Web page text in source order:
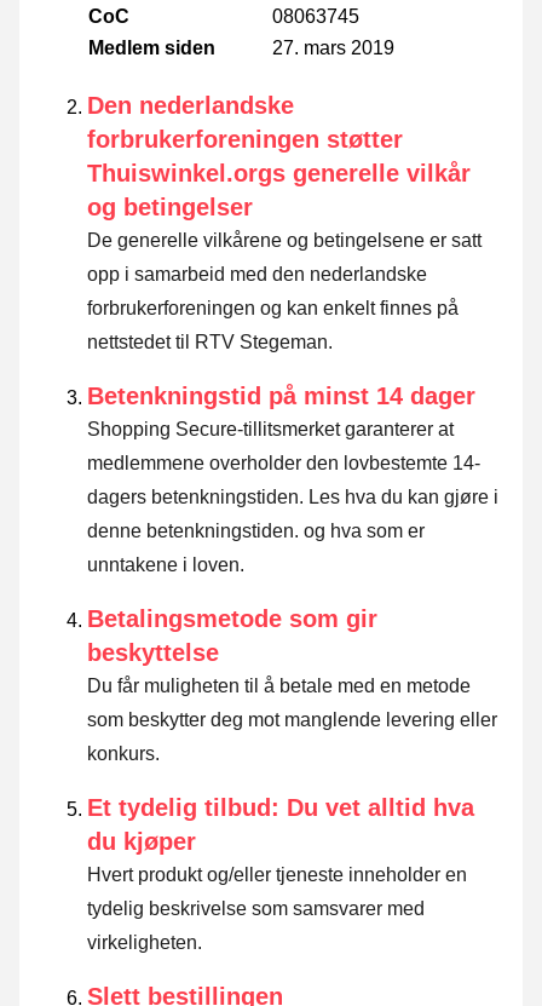
CoC
08063745
Medlem siden
27. mars 2019
Den nederlandske
forbrukerforeningen støtter
Thuiswinkel.orgs generelle vilkår
og betingelser
De generelle vilkårene og betingelsene er satt
opp i samarbeid med den nederlandske
forbrukerforeningen og kan enkelt finnes på
nettstedet til RTV Stegeman.
Betenkningstid på minst 14 dager
Shopping Secure-tillitsmerket garanterer at
medlemmene overholder den lovbestemte 14-
dagers betenkningstiden. Les hva du kan gjøre i
denne betenkningstiden. og hva som er
unntakene i loven.
Betalingsmetode som gir
beskyttelse
Du får muligheten til å betale med en metode
som beskytter deg mot manglende levering eller
konkurs.
Et tydelig tilbud: Du vet alltid hva
du kjøper
Hvert produkt og/eller tjeneste inneholder en
tydelig beskrivelse som samsvarer med
virkeligheten.
Slett bestillingen